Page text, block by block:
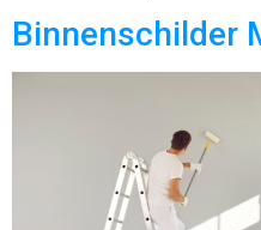
Binnenschilder